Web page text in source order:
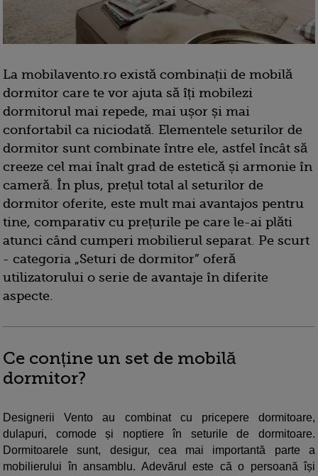
La mobilavento.ro există combinații de mobilă
dormitor care te vor ajuta să îți mobilezi
dormitorul mai repede, mai ușor și mai
confortabil ca niciodată. Elementele seturilor de
dormitor sunt combinate între ele, astfel încât să
creeze cel mai înalt grad de estetică și armonie în
cameră. În plus, prețul total al seturilor de
dormitor oferite, este mult mai avantajos pentru
tine, comparativ cu prețurile pe care le-ai plăti
atunci când cumperi mobilierul separat. Pe scurt
- categoria „Seturi de dormitor” oferă
utilizatorului o serie de avantaje în diferite
aspecte.
Ce conține un set de mobilă
dormitor?
Designerii Vento au combinat cu pricepere dormitoare,
dulapuri, comode și noptiere în seturile de dormitoare.
Dormitoarele sunt, desigur, cea mai importantă parte a
mobilierului în ansamblu. Adevărul este că o persoană își